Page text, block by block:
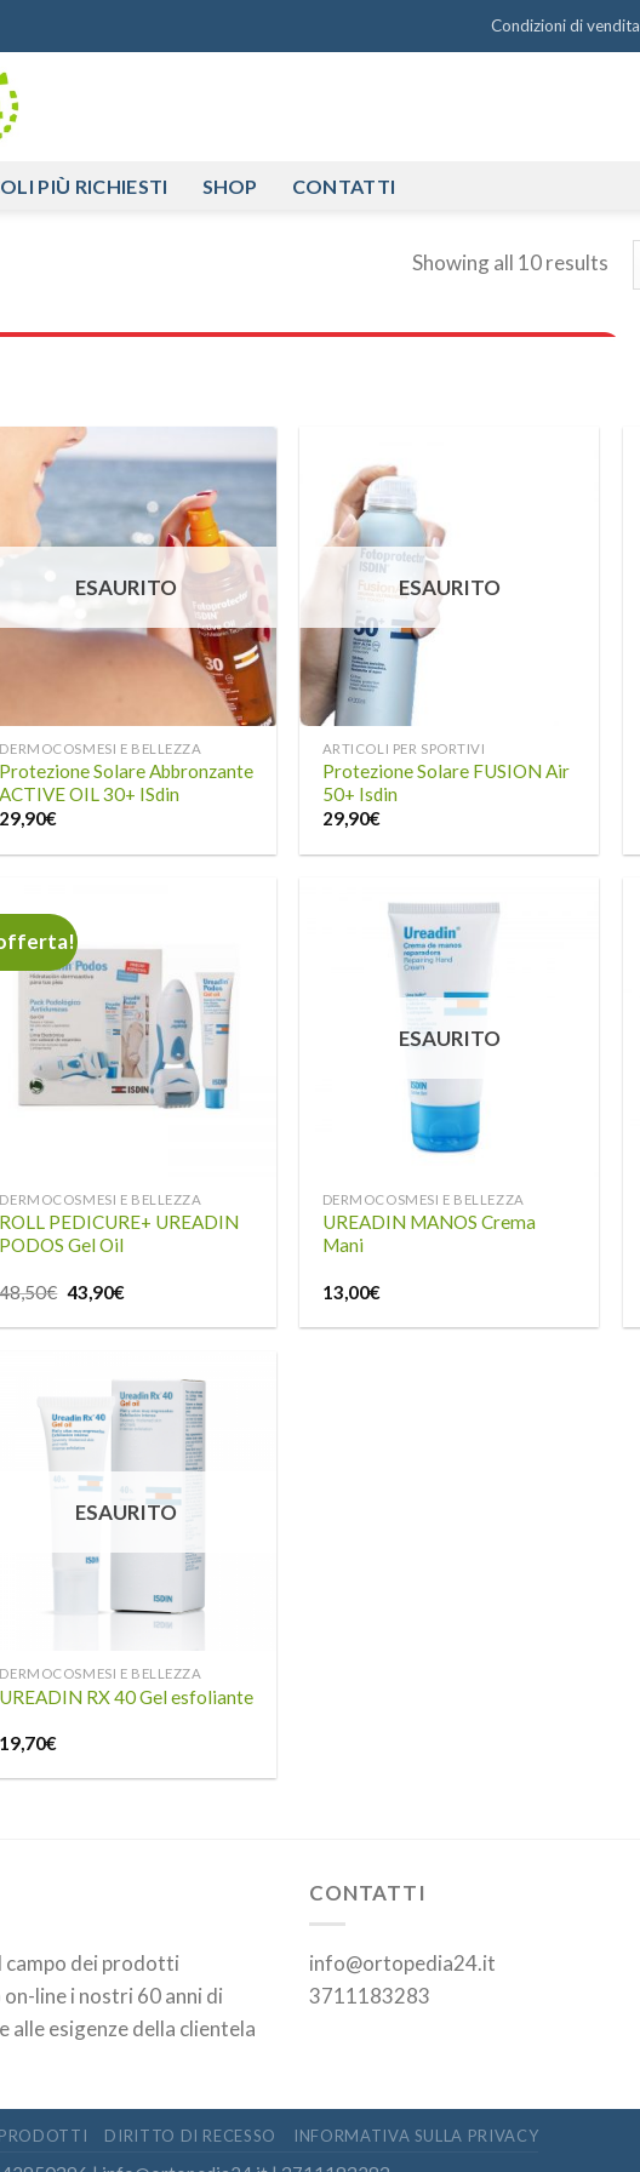
Condizioni di vendita
PIÙ RICHIESTI SHOP CONTATTI
Showing all 10 results
Aggiungi
dei
desideri
ESAURITO
DERMOCOSMESI E BELLEZZA
Protezione Solare Abbronzante
ACTIVE OIL 30+ ISdin
29,90€
ESAURITO
ARTICOLI PER SPORTIVI
Protezione Solare FUSION Air
50+ Isdin
29,90€
Aggiungi
alla lista
dei
desideri
DERMOCOSMESI E BELLEZZA
ROLL PEDICURE+ UREADIN
PODOS Gel Oil
48,50€ Il
prezzo
originale
43,90€Il
attuale
ESAURITO
DERMOCOSMESI E BELLEZZA
UREADIN MANOS Crema
Mani
13,00€
Aggiungi
ESAURITO
DERMOCOSMESI E BELLEZZA
UREADIN RX 40 Gel esfoliante
19,70€
campo dei prodotti
line i nostri 60 anni di
esigenze della clientela
CONTATTI
info@ortopedia24.it
3711183283
DIRITTO DI RECESSO INFORMATIVA SULLA PRIVACY